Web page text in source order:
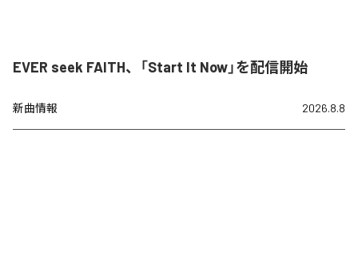
EVER seek FAITH、「Start It Now」を配信開始
新曲情報 2026.8.8